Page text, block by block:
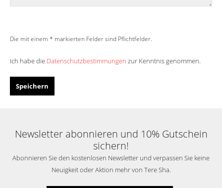
Die mit einem * markierten Felder sind Pflichtfelder.
Ich habe die Datenschutzbestimmungen zur Kenntnis genommen.
Speichern
Newsletter abonnieren und 10% Gutschein
sichern!
Abonnieren Sie den kostenlosen Newsletter und verpassen Sie keine
Neuigkeit oder Aktion mehr von Tere Sha.